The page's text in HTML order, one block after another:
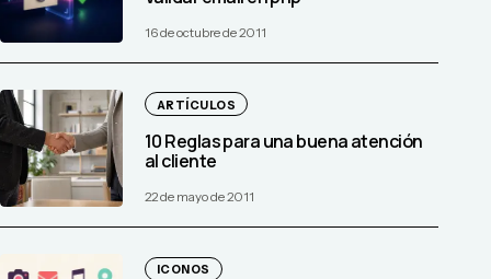
16 de octubre de 2011
ARTÍCULOS
10 Reglas para una buena atención
al cliente
22 de mayo de 2011
ICONOS